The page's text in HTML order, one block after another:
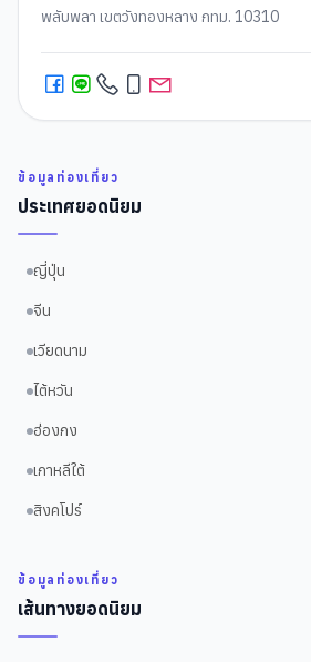
พลับพลา เขตวังทองหลาง กทม. 10310
ข้อมูลท่องเที่ยว
ประเทศยอดนิยม
ญี่ปุ่น
จีน
เวียดนาม
ไต้หวัน
ฮ่องกง
เกาหลีใต้
สิงคโปร์
ข้อมูลท่องเที่ยว
เส้นทางยอดนิยม